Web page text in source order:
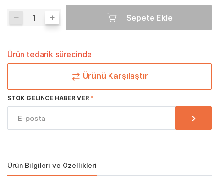
Sepete Ekle
Ürün tedarik sürecinde
Ürünü Karşılaştır
STOK GELINCE HABER VER
Ürün Bilgileri ve Özellikleri